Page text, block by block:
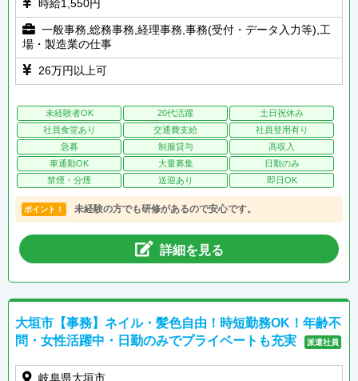
時給1,550円
一般事務,総務事務,経理事務,事務(受付・データ入力等),工
場・製造業の仕事
26万円以上可
未経験者OK 20代活躍
土日祝休み
社員食堂あり
交通費支給
社員登用有り
急募
制服貸与
高収入
車通勤OK
大量募集
日勤のみ
禁煙・分煙
送迎あり 即日OK
ポイント！ 未経験の方でも研修があるので安心です。
詳細を見る
大垣市【事務】ネイル・髪色自由！時短勤務OK！年齢不
問・女性活躍中・日勤のみでプライベートも充実
派遣社員
岐阜県大垣市